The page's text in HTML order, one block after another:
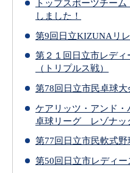
トップスポーツチー
しました！
第9回日立KIZUNAリ
第２１回日立市レデ
（トリプルス戦）
第78回日立市民卓球大
ケアリッツ・アンド
卓球リーグ レゾナッ
第77回日立市民軟式野
第50回日立市レディー